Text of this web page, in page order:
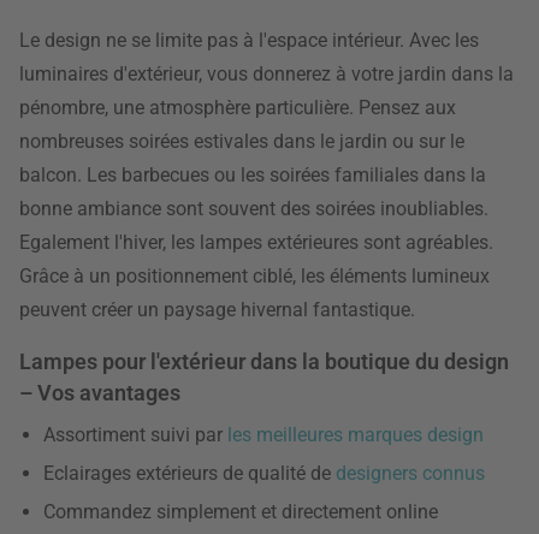
Le design ne se limite pas à l'espace intérieur. Avec les
luminaires d'extérieur, vous donnerez à votre jardin dans la
pénombre, une atmosphère particulière. Pensez aux
nombreuses soirées estivales dans le jardin ou sur le
balcon. Les barbecues ou les soirées familiales dans la
bonne ambiance sont souvent des soirées inoubliables.
Egalement l'hiver, les lampes extérieures sont agréables.
Grâce à un positionnement ciblé, les éléments lumineux
peuvent créer un paysage hivernal fantastique.
Lampes pour l'extérieur dans la boutique du design
– Vos avantages
Assortiment suivi par les meilleures marques design
Eclairages extérieurs de qualité de designers connus
Commandez simplement et directement online